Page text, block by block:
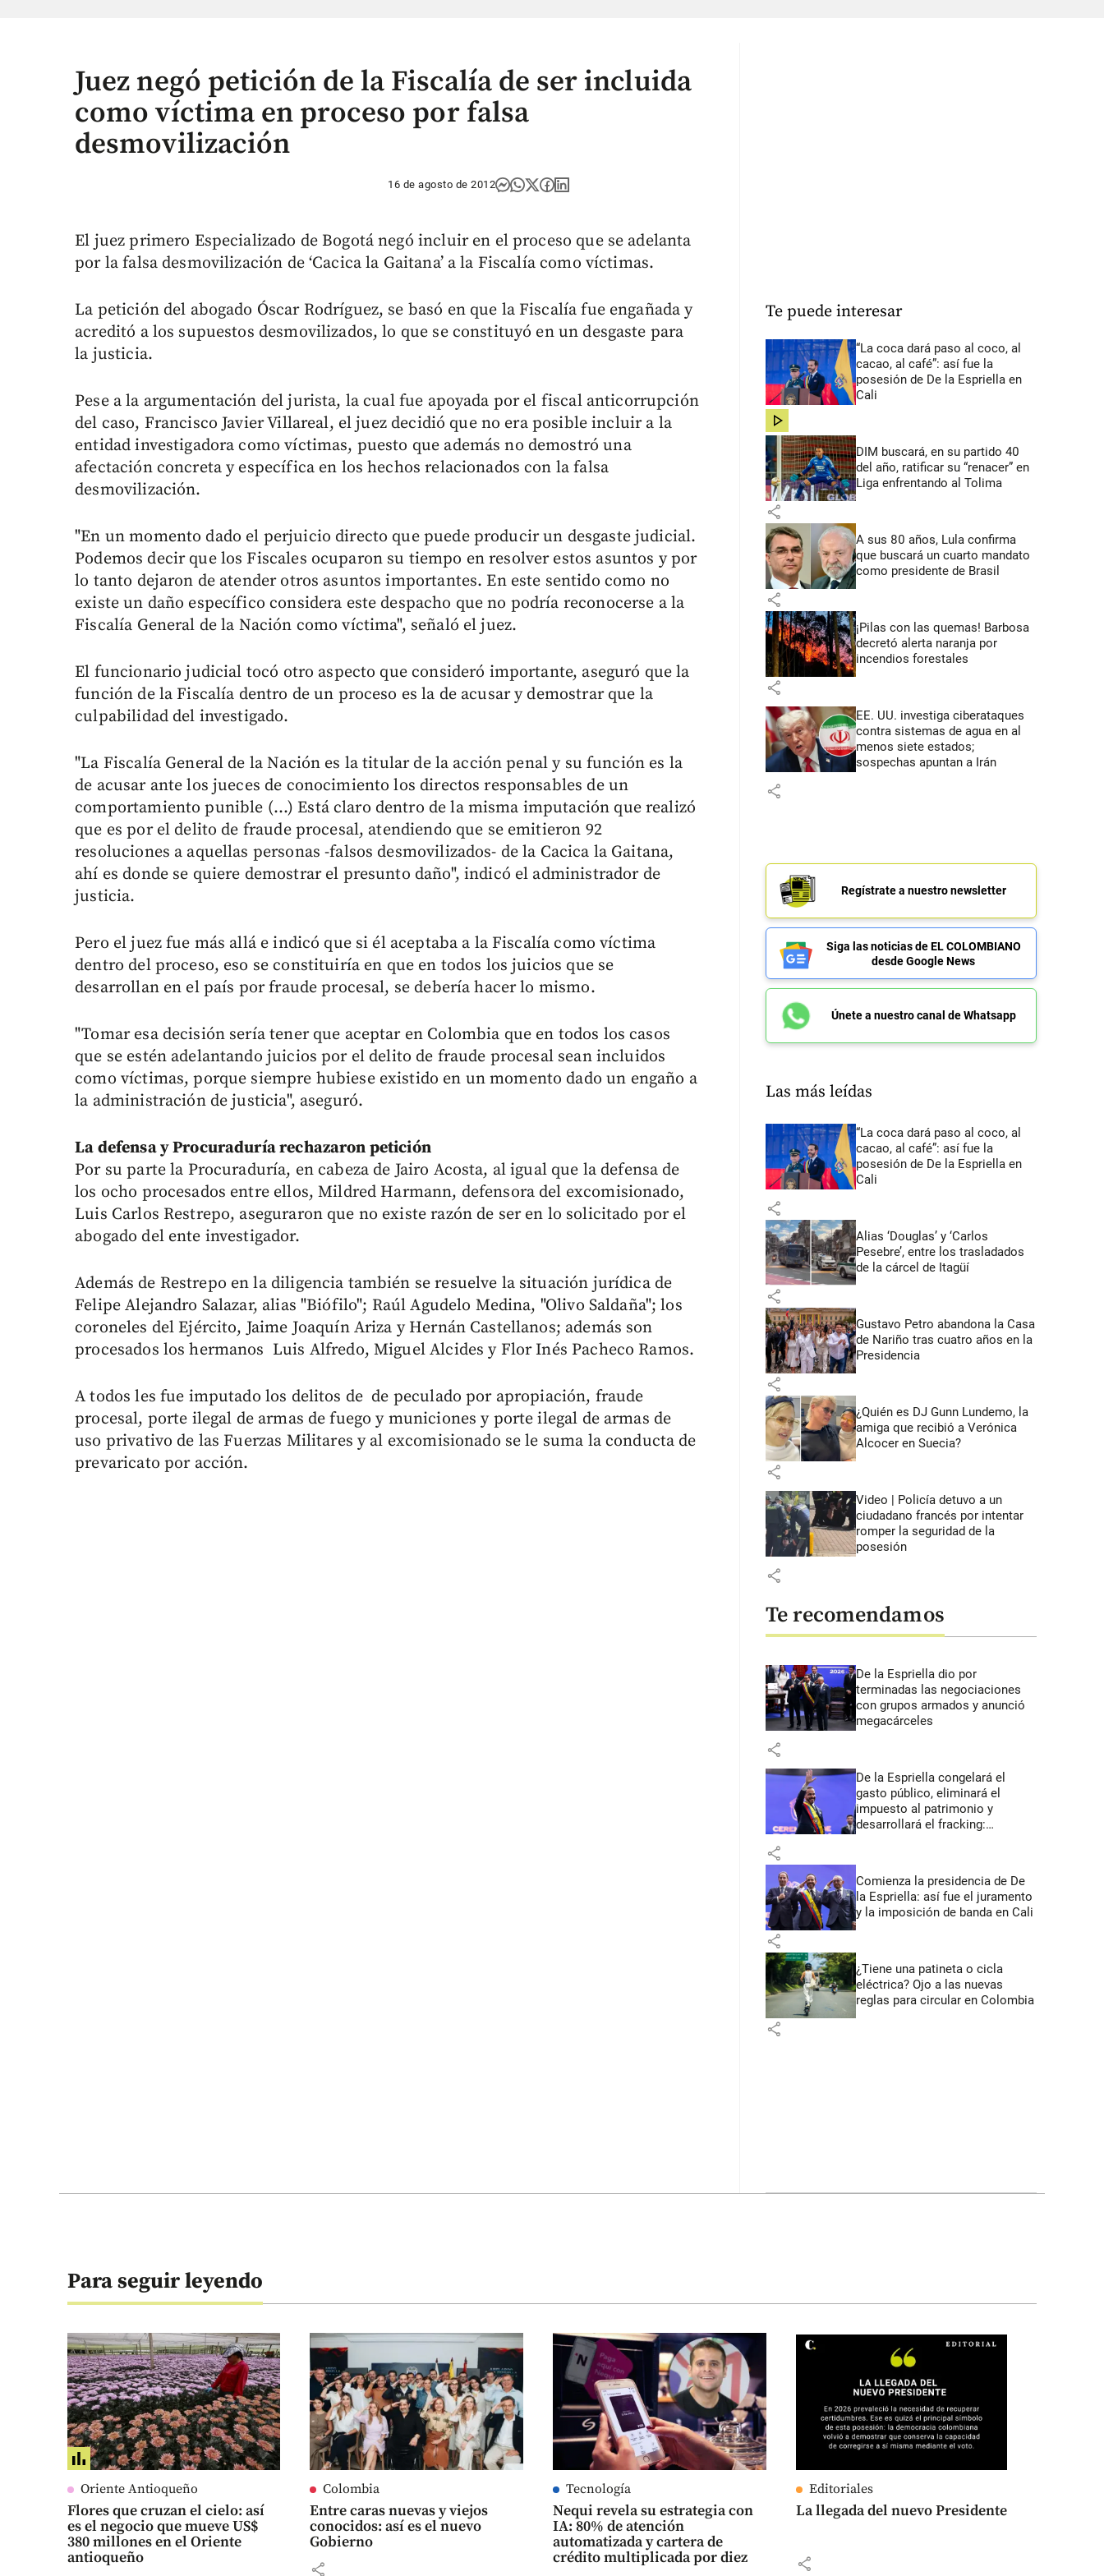
Juez negó petición de la Fiscalía de ser incluida
como víctima en proceso por falsa
desmovilización
16 de agosto de 2012
El juez primero Especializado de Bogotá negó incluir en el proceso que se adelanta
por la falsa desmovilización de ‘Cacica la Gaitana’ a la Fiscalía como víctimas.
La petición del abogado Óscar Rodríguez, se basó en que la Fiscalía fue engañada y
acreditó a los supuestos desmovilizados, lo que se constituyó en un desgaste para
la justicia.
Pese a la argumentación del jurista, la cual fue apoyada por el fiscal anticorrupción
del caso, Francisco Javier Villareal, el juez decidió que no era posible incluir a la
entidad investigadora como víctimas, puesto que además no demostró una
afectación concreta y específica en los hechos relacionados con la falsa
desmovilización.
"En un momento dado el perjuicio directo que puede producir un desgaste judicial.
Podemos decir que los Fiscales ocuparon su tiempo en resolver estos asuntos y por
lo tanto dejaron de atender otros asuntos importantes. En este sentido como no
existe un daño específico considera este despacho que no podría reconocerse a la
Fiscalía General de la Nación como víctima", señaló el juez.
El funcionario judicial tocó otro aspecto que consideró importante, aseguró que la
función de la Fiscalía dentro de un proceso es la de acusar y demostrar que la
culpabilidad del investigado.
"La Fiscalía General de la Nación es la titular de la acción penal y su función es la
de acusar ante los jueces de conocimiento los directos responsables de un
comportamiento punible (…) Está claro dentro de la misma imputación que realizó
que es por el delito de fraude procesal, atendiendo que se emitieron 92
resoluciones a aquellas personas -falsos desmovilizados- de la Cacica la Gaitana,
ahí es donde se quiere demostrar el presunto daño", indicó el administrador de
justicia.
Pero el juez fue más allá e indicó que si él aceptaba a la Fiscalía como víctima
dentro del proceso, eso se constituiría en que en todos los juicios que se
desarrollan en el país por fraude procesal, se debería hacer lo mismo.
"Tomar esa decisión sería tener que aceptar en Colombia que en todos los casos
que se estén adelantando juicios por el delito de fraude procesal sean incluidos
como víctimas, porque siempre hubiese existido en un momento dado un engaño a
la administración de justicia", aseguró.
La defensa y Procuraduría rechazaron petición
Por su parte la Procuraduría, en cabeza de Jairo Acosta, al igual que la defensa de
los ocho procesados entre ellos, Mildred Harmann, defensora del excomisionado,
Luis Carlos Restrepo, aseguraron que no existe razón de ser en lo solicitado por el
abogado del ente investigador.
Además de Restrepo en la diligencia también se resuelve la situación jurídica de
Felipe Alejandro Salazar, alias "Biófilo"; Raúl Agudelo Medina, "Olivo Saldaña"; los
coroneles del Ejército, Jaime Joaquín Ariza y Hernán Castellanos; además son
procesados los hermanos Luis Alfredo, Miguel Alcides y Flor Inés Pacheco Ramos.
A todos les fue imputado los delitos de de peculado por apropiación, fraude
procesal, porte ilegal de armas de fuego y municiones y porte ilegal de armas de
uso privativo de las Fuerzas Militares y al excomisionado se le suma la conducta de
prevaricato por acción.
Te puede interesar
“La coca dará paso al coco, al
cacao, al café”: así fue la
posesión de De la Espriella en
Cali
share
DIM buscará, en su partido 40
del año, ratificar su “renacer” en
Liga enfrentando al Tolima
share
A sus 80 años, Lula confirma
que buscará un cuarto mandato
como presidente de Brasil
share
¡Pilas con las quemas! Barbosa
decretó alerta naranja por
incendios forestales
share
EE. UU. investiga ciberataques
contra sistemas de agua en al
menos siete estados;
sospechas apuntan a Irán
share
Regístrate a nuestro newsletter
Siga las noticias de EL COLOMBIANO
desde Google News
Únete a nuestro canal de Whatsapp
Las más leídas
“La coca dará paso al coco, al
cacao, al café”: así fue la
posesión de De la Espriella en
Cali
share
Alias ‘Douglas’ y ‘Carlos
Pesebre’, entre los trasladados
de la cárcel de Itagüí
share
Gustavo Petro abandona la Casa
de Nariño tras cuatro años en la
Presidencia
share
¿Quién es DJ Gunn Lundemo, la
amiga que recibió a Verónica
Alcocer en Suecia?
share
Video | Policía detuvo a un
ciudadano francés por intentar
romper la seguridad de la
posesión
share
Te recomendamos
De la Espriella dio por
terminadas las negociaciones
con grupos armados y anunció
megacárceles
share
De la Espriella congelará el
gasto público, eliminará el
impuesto al patrimonio y
desarrollará el fracking:
share
Comienza la presidencia de De
la Espriella: así fue el juramento
y la imposición de banda en Cali
share
¿Tiene una patineta o cicla
eléctrica? Ojo a las nuevas
reglas para circular en Colombia
share
Para seguir leyendo
Oriente Antioqueño
Flores que cruzan el cielo: así
es el negocio que mueve US$
380 millones en el Oriente
antioqueño
Colombia
Entre caras nuevas y viejos
conocidos: así es el nuevo
Gobierno
share
Tecnología
Nequi revela su estrategia con
IA: 80% de atención
automatizada y cartera de
crédito multiplicada por diez
Editoriales
La llegada del nuevo Presidente
share